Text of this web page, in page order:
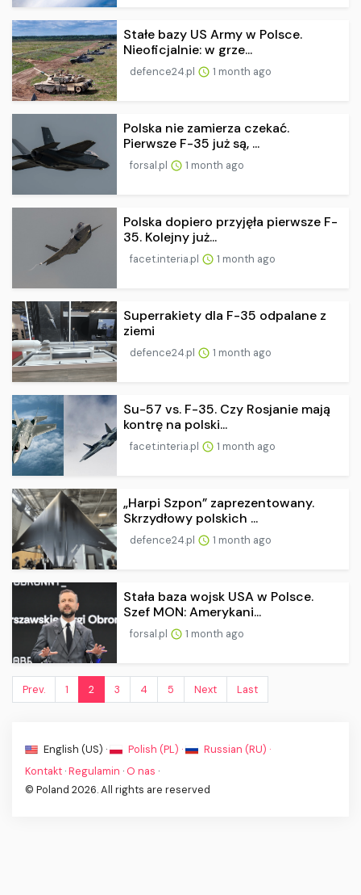
Stałe bazy US Army w Polsce.
Nieoficjalnie: w grze...
defence24.pl 1 month ago
Polska nie zamierza czekać.
Pierwsze F-35 już są, ...
forsal.pl 1 month ago
Polska dopiero przyjęła pierwsze F-
35. Kolejny już...
facet.interia.pl 1 month ago
Superrakiety dla F-35 odpalane z
ziemi
defence24.pl 1 month ago
Su-57 vs. F-35. Czy Rosjanie mają
kontrę na polski...
facet.interia.pl 1 month ago
„Harpi Szpon” zaprezentowany.
Skrzydłowy polskich ...
defence24.pl 1 month ago
Stała baza wojsk USA w Polsce.
Szef MON: Amerykani...
forsal.pl 1 month ago
Prev. 1 2 3 4 5 Next Last
English (US) · Polish (PL) ·
Russian (RU) ·
Kontakt ·Regulamin · O nas ·
© Poland 2026. All rights are reserved